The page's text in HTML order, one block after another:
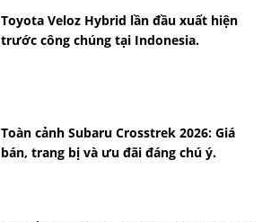
Toyota Veloz Hybrid lần đầu xuất hiện
trước công chúng tại Indonesia.
Toàn cảnh Subaru Crosstrek 2026: Giá
bán, trang bị và ưu đãi đáng chú ý.